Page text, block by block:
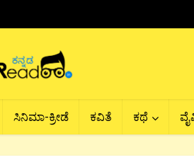
ಸಿನಿಮಾ-ಕ್ರೀಡೆ ಕವಿತೆ ಕಥೆ